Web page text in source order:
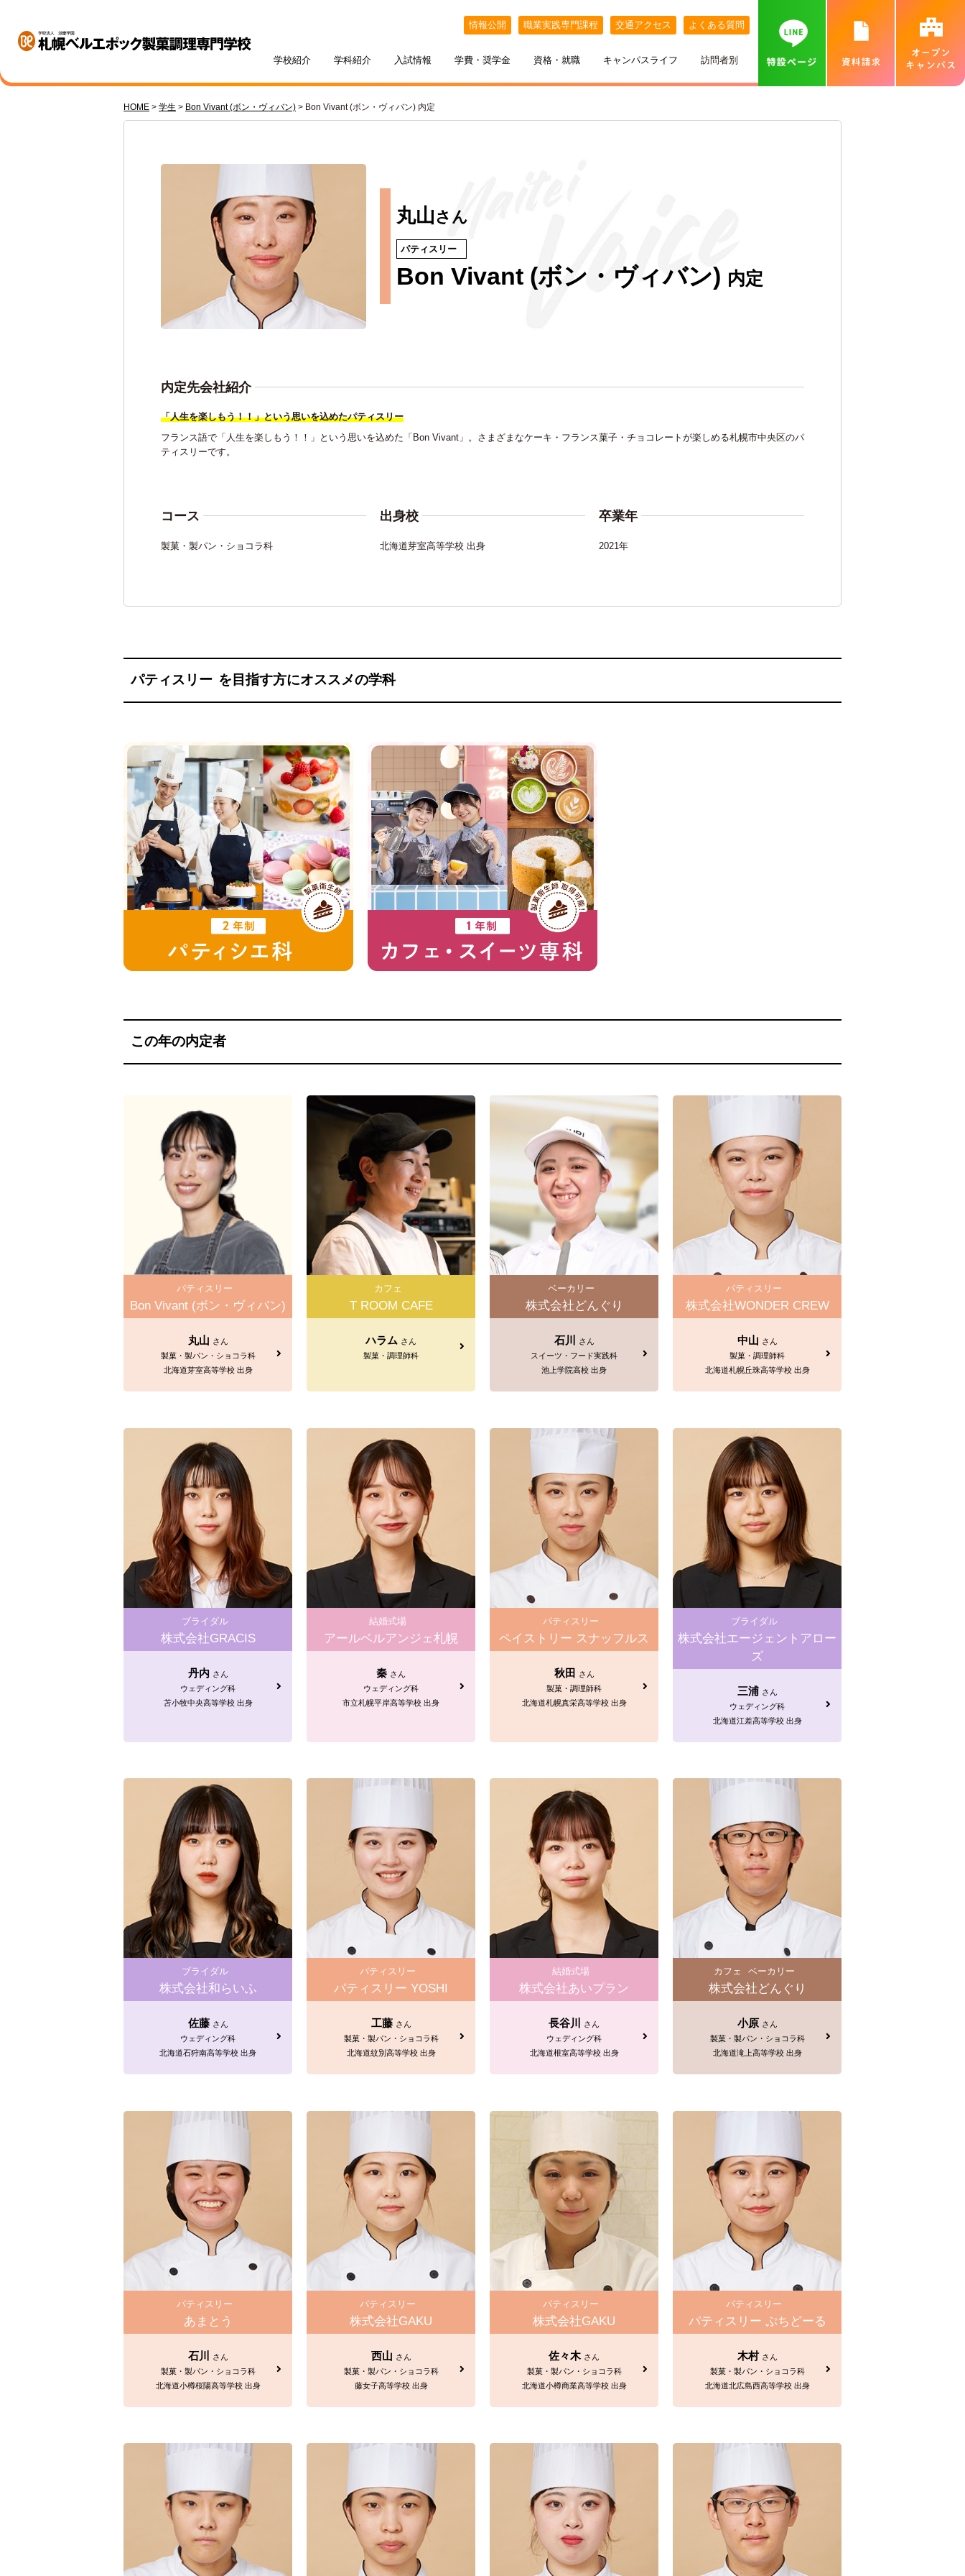
情報公開 職業実践専門課程 交通アクセス よくある質問
学校紹介
学校紹介
先輩が教える札幌ベルの魅力
講師紹介
学科紹介
学科・専攻紹介
調理師科 カフェ・スイーツ専科 3年間の学び
めざす職業
入試情報
入試情報
総合型選抜（AO入試）
ネット出願について
学費・奨学金
学費・奨学金
学費サポート
特待生制度
資格・就職
資格・就職
就職サポート
めざす資格
キャンパスライフ
キャンパスライフ
札幌ベル生のリアルボイス 年間スケジュール
カバンの中身紹介
訪問者別
訪問者別
社会人・フリーター・大学生の方へ
留学生の方へ
オープンキャンパス
オンラインオープンキャンパス 出張オープンキャンパス
個別相談会（オンラインあり）
無料送迎バス
HOME > 学生 > Bon Vivant (ボン・ヴィバン) > Bon Vivant (ボン・ヴィバン) 内定
丸山 さん
パティスリー
Bon Vivant (ボン・ヴィバン) 内定
内定先会社紹介
「人生を楽しもう！！」という思いを込めたパティスリー
フランス語で「人生を楽しもう！！」という思いを込めた「Bon Vivant」。さまざまなケーキ・フランス菓子・チョコレートが楽しめる札幌市中央区のパ
ティスリーです。
コース
製菓・製パン・ショコラ科
出身校
北海道芽室高等学校 出身
卒業年
2021年
パティスリー を目指す方にオススメの学科
この年の内定者
パティスリー
Bon Vivant (ボン・ヴィバン)
丸山 さん
製菓・製パン・ショコラ科
北海道芽室高等学校 出身
カフェ
T ROOM CAFE
ハラム さん
製菓・調理師科
ベーカリー
株式会社どんぐり
石川
さん
スイーツ・フード実践科
池上学院高校 出身
パティスリー
株式会社WONDER CREW
中山 さん
製菓・調理師科
北海道札幌丘珠高等学校 出身
ブライダル
株式会社GRACIS
丹内 さん
ウェディング科
苫小牧中央高等学校 出身
結婚式場
アールベルアンジェ札幌
秦 さん
ウェディング科
市立札幌平岸高等学校 出身
パティスリー
ペイストリー スナッフルス
秋田
さん
製菓・調理師科
北海道札幌真栄高等学校 出身
ブライダル
株式会社エージェントアロー
ズ
三浦 さん
ウェディング科
北海道江差高等学校 出身
ブライダル
株式会社和らいふ
佐藤 さん
ウェディング科
北海道石狩南高等学校 出身
パティスリー
パティスリー YOSHI
工藤 さん
製菓・製パン・ショコラ科
北海道紋別高等学校 出身
結婚式場
株式会社あいプラン
長谷川
さん
ウェディング科
北海道根室高等学校 出身
カフェ ベーカリー
株式会社どんぐり
小原 さん
製菓・製パン・ショコラ科
北海道滝上高等学校 出身
パティスリー
あまとう
石川
さん
製菓・製パン・ショコラ科
北海道小樽桜陽高等学校 出身
パティスリー
株式会社GAKU
西山 さん
製菓・製パン・ショコラ科
藤女子高等学校 出身
パティスリー
株式会社GAKU
佐々木 さん
製菓・製パン・ショコラ科
北海道小樽商業高等学校 出身
パティスリー
パティスリー ぷちどーる
木村 さん
製菓・製パン・ショコラ科
北海道北広島西高等学校 出身